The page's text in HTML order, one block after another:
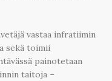
vastaa infratiimin
sekä toimii
painotetaan
taitoja –